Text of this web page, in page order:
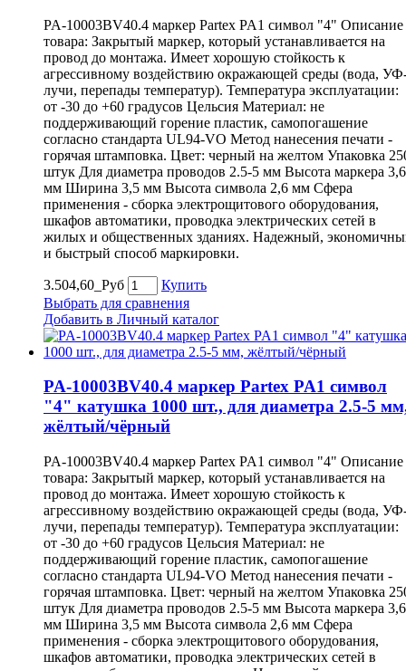
PA-10003BV40.4 маркер Partex PA1 символ "4" Описание
товара: Закрытый маркер, который устанавливается на
провод до монтажа. Имеет хорошую стойкость к
агрессивному воздействию окражающей среды (вода,
лучи, перепады температур). Температура эксплуатации:
от -30 до +60 градусов Цельсия Материал: не
поддерживающий горение пластик, самопогашение
согласно стандарта UL94-VO Метод нанесения печати -
горячая штамповка. Цвет: черный на желтом Упаковка
штук Для диаметра проводов 2.5-5 мм Высота маркера 3,6
мм Ширина 3,5 мм Высота символа 2,6 мм Сфера
применения - сборка электрощитового оборудования,
шкафов автоматики, проводка электрических сетей в
жилых и общественных зданиях. Надежный,
и быстрый способ маркировки.
3.504,60_Руб
Купить
Выбрать для сравнения
Добавить в Личный каталог
PA-10003BV40.4 маркер Partex PA1 символ
"4" катушка 1000 шт., для диаметра 2.5-5
жёлтый/чёрный
PA-10003BV40.4 маркер Partex PA1 символ "4" Описание
товара: Закрытый маркер, который устанавливается на
провод до монтажа. Имеет хорошую стойкость к
агрессивному воздействию окражающей среды (вода,
лучи, перепады температур). Температура эксплуатации:
от -30 до +60 градусов Цельсия Материал: не
поддерживающий горение пластик, самопогашение
согласно стандарта UL94-VO Метод нанесения печати -
горячая штамповка. Цвет: черный на желтом Упаковка
штук Для диаметра проводов 2.5-5 мм Высота маркера 3,6
мм Ширина 3,5 мм Высота символа 2,6 мм Сфера
применения - сборка электрощитового оборудования,
шкафов автоматики, проводка электрических сетей в